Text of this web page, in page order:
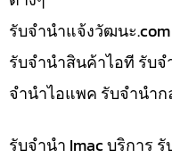
รับจํานําแจ้งวัฒนะ
รับจำนำสินค้าไอที รับ
จำนำไอแพค รับจำนำก
รับจำนำ Imac บริการ